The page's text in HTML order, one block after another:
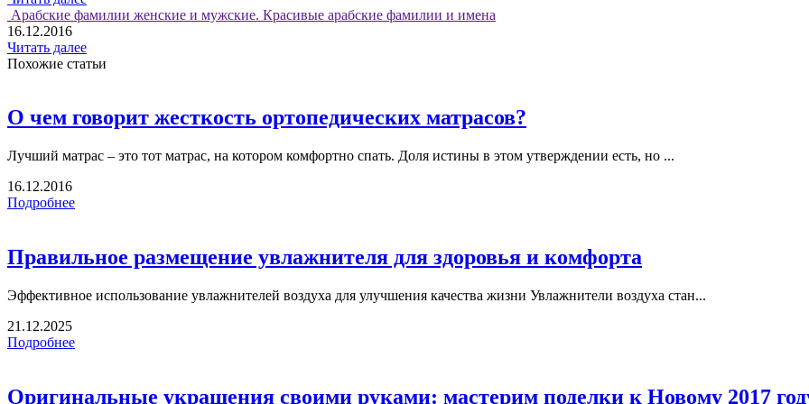
Арабские фамилии женские и мужские. Красивые арабские фамилии и имена
16.12.2016
Читать далее
Похожие статьи
О чем говорит жесткость ортопедических матрасов?
Лучший матрас – это тот матрас, на котором комфортно спать. Доля истины в этом утверждении есть, но ...
16.12.2016
Подробнее
Правильное размещение увлажнителя для здоровья и комфорта
Эффективное использование увлажнителей воздуха для улучшения качества жизни Увлажнители воздуха стан...
21.12.2025
Подробнее
Оригинальные украшения своими руками: мастерим поделки к Новому 2017